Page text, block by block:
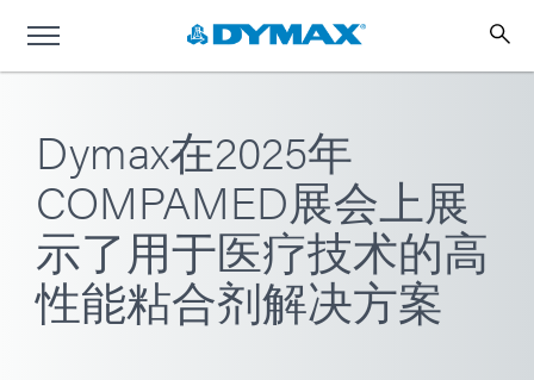
Dymax在2025年
COMPAMED展会上展
示了用于医疗技术的高
性能粘合剂解决方案